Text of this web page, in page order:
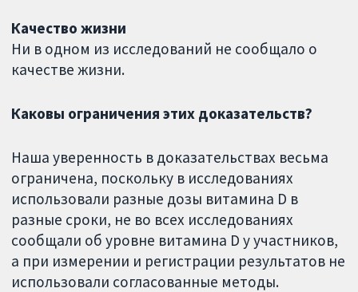
Качество жизни
Ни в одном из исследований не сообщало о
качестве жизни.
Каковы ограничения этих доказательств?
Наша уверенность в доказательствах весьма
ограничена, поскольку в исследованиях
использовали разные дозы витамина D в
разные сроки, не во всех исследованиях
сообщали об уровне витамина D у участников,
а при измерении и регистрации результатов не
использовали согласованные методы.